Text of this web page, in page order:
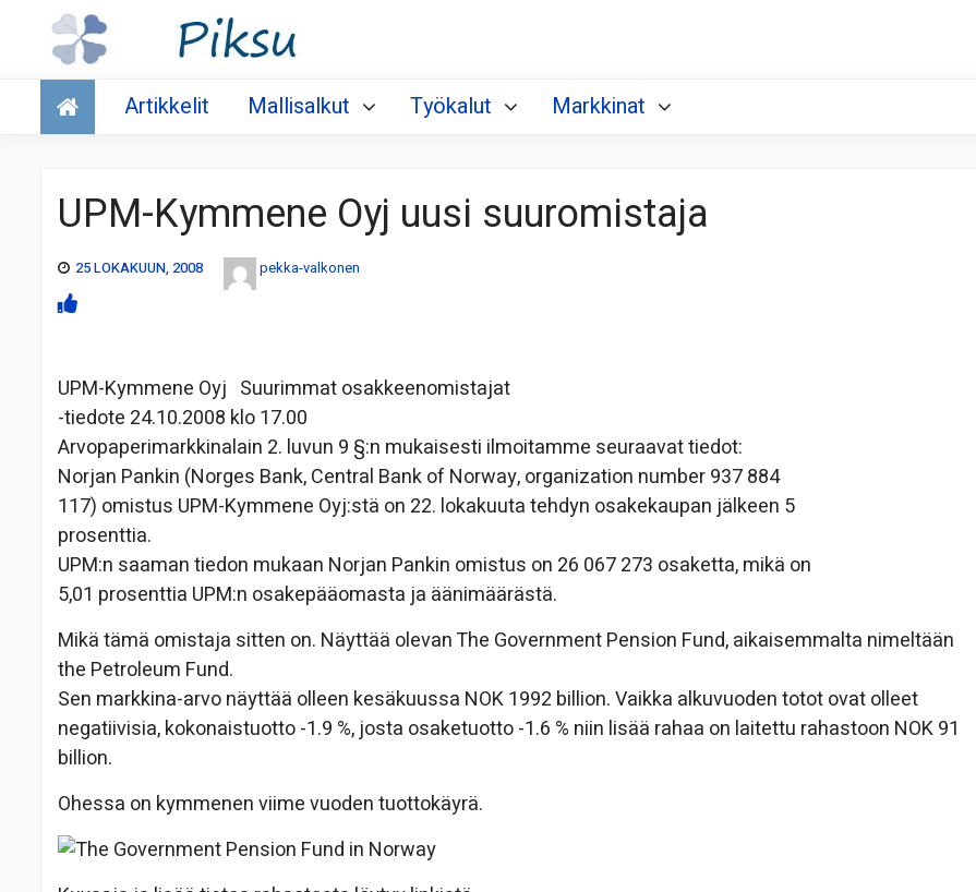
Talous
Artikkelit Mallisalkut Työkalut Markkinat
UPM-Kymmene Oyj uusi suuromistaja
25 LOKAKUUN, 2008 pekka-valkonen
UPM-Kymmene Oyj Suurimmat osakkeenomistajat
-tiedote 24.10.2008 klo 17.00
Arvopaperimarkkinalain 2. luvun 9 §:n mukaisesti ilmoitamme seuraavat tiedot:
Norjan Pankin (Norges Bank, Central Bank of Norway, organization number 937 884
117) omistus UPM-Kymmene Oyj:stä on 22. lokakuuta tehdyn osakekaupan jälkeen 5
prosenttia.
UPM:n saaman tiedon mukaan Norjan Pankin omistus on 26 067 273 osaketta, mikä on
5,01 prosenttia UPM:n osakepääomasta ja äänimäärästä.
Mikä tämä omistaja sitten on. Näyttää olevan The Government Pension Fund, aikaisemmalta nimeltään
the Petroleum Fund.
Sen markkina-arvo näyttää olleen kesäkuussa NOK 1992 billion. Vaikka alkuvuoden totot ovat olleet
negatiivisia, kokonaistuotto -1.9 %, josta osaketuotto -1.6 % niin lisää rahaa on laitettu rahastoon NOK 91
billion.
Ohessa on kymmenen viime vuoden tuottokäyrä.